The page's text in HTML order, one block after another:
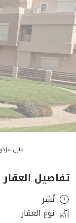
منزل
تفاصيل العقار
نُشِر
نوع العقار